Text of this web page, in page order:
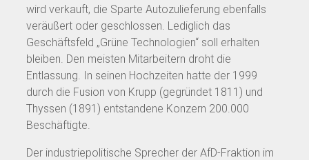
wird verkauft, die Sparte Autozulieferung ebenfalls
veräußert oder geschlossen. Lediglich das
Geschäftsfeld „Grüne Technologien“ soll erhalten
bleiben. Den meisten Mitarbeitern droht die
Entlassung. In seinen Hochzeiten hatte der 1999
durch die Fusion von Krupp (gegründet 1811) und
Thyssen (1891) entstandene Konzern 200.000
Beschäftigte.
Der industriepolitische Sprecher der AfD-Fraktion im